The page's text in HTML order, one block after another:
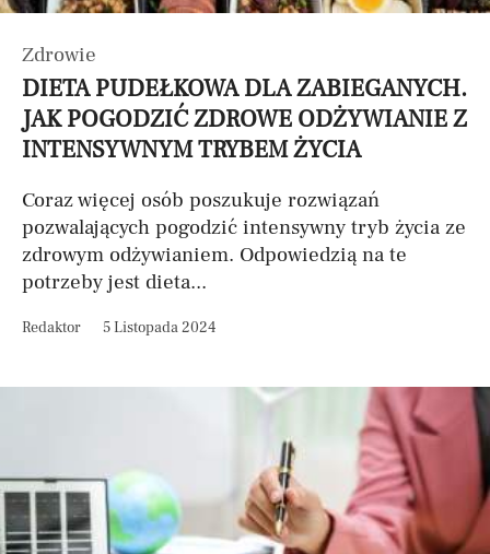
Zdrowie
DIETA PUDEŁKOWA DLA ZABIEGANYCH.
JAK POGODZIĆ ZDROWE ODŻYWIANIE Z
INTENSYWNYM TRYBEM ŻYCIA
Coraz więcej osób poszukuje rozwiązań
pozwalających pogodzić intensywny tryb życia ze
zdrowym odżywianiem. Odpowiedzią na te
potrzeby jest dieta...
Redaktor 5 Listopada 2024